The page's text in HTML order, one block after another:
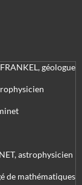
géologue
astrophysicien
de mathématiques